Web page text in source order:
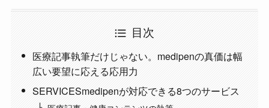
目次
医療記事執筆だけじゃない。medipenの真価は幅
広い要望に応える応用力
SERVICESmedipenが対応できる8つのサービス